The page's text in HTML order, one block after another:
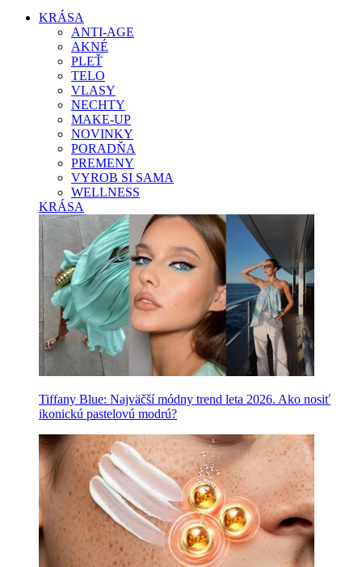
KRÁSA
ANTI-AGE
AKNÉ
PLEŤ
TELO
VLASY
NECHTY
MAKE-UP
NOVINKY
PORADŇA
PREMENY
VYROB SI SAMA
WELLNESS
KRÁSA
Tiffany Blue: Najväčší módny trend leta 2026. Ako nosiť
ikonickú pastelovú modrú?